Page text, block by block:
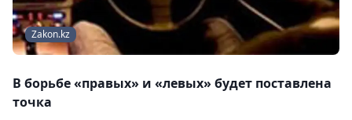
Zakon.kz
В борьбе «правых» и «левых» будет поставлена
точка